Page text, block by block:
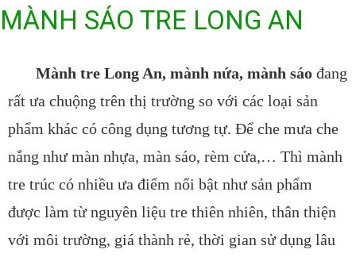
MÀNH SÁO TRE LONG AN
Mành tre Long An, mành nứa, mành sáo đang
rất ưa chuộng trên thị trường so với các loại sản
phẩm khác có công dụng tương tự. Để che mưa che
nắng như màn nhựa, màn sáo, rèm cửa,… Thì mành
tre trúc có nhiều ưa điểm nổi bật như sản phẩm
được làm từ nguyên liệu tre thiên nhiên, thân thiện
với môi trường, giá thành rẻ, thời gian sử dụng lâu